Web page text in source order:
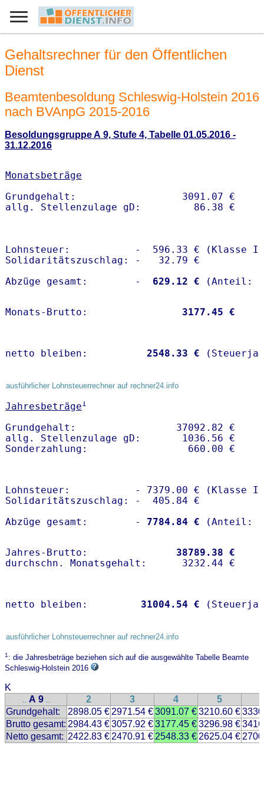
Gehaltsrechner für den Öffentlichen
Dienst
Beamtenbesoldung Schleswig-Holstein 2016
nach BVAnpG 2015-2016
Besoldungsgruppe A 9, Stufe 4, Tabelle 01.05.2016 -
31.12.2016
Monatsbeträge
Grundgehalt:                  3091.07 €
Lohnsteuer:           -  596.33 € (Klasse I)
Solidaritätszuschlag: -   32.79 €
Abzüge gesamt:        -
  629.12 €
Monats-Brutto: 3177.45 €
netto bleiben: 2548.33 €
ausführlicher Lohnsteuerrechner auf rechner24.info
Jahresbeträge1
Grundgehalt:                 37092.82 €
allg. Stellenzulage gD:       1036.56 €
Lohnsteuer:           - 7379.00 € (Klasse I)
Solidaritätszuschlag: -  405.84 €
Abzüge gesamt:        -
7784.84 €
Jahres-Brutto: 38789.38 €
netto bleiben: 31004.54 €
ausführlicher Lohnsteuerrechner auf rechner24.info
1: die Jahresbeträge beziehen sich auf die ausgewählte Tabelle Beamte
Schleswig-Holstein 2016
K
.. A 9 .. 2 3 4 5
Grundgehalt:
2898.05 € 2971.54 €3091.07 €3210.60 €
Brutto gesamt: 2984.43 €3057.92 €3177.45 €3296.98 €
Netto gesamt: 2422.83 € 2470.91 € 2548.33 € 2625.04 €